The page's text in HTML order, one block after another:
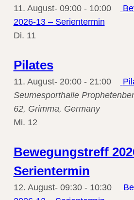
11. August- 09:00- 10:00
2026-13 – Serientermin
Di. 11
Pilates
11. August- 20:00- 21:00
Seumesporthalle
62, Grimma, Germany
Mi. 12
Bewegungstreff
Serientermin
12. August- 09:30- 10:30